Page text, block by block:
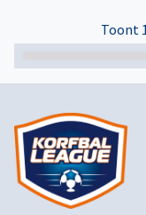
Toont